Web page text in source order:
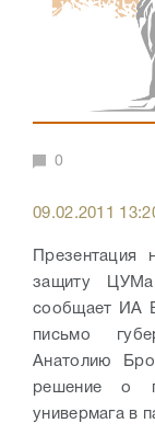
0
09.02.2011
Презентация
защиту
сообщает ИА
письмо
Анатолию
решение о
универмага в